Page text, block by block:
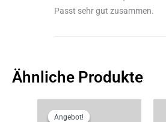
Passt sehr gut zusammen.
Ähnliche Produkte
Angebot!
Angebot!Preis